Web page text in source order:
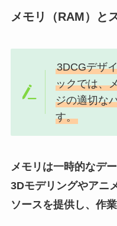
メモリ（RAM）と
3DCGデザ
ックでは、
ジの適切な
す。
メモリは一時的なデ
3Dモデリングやアニ
ソースを提供し、作